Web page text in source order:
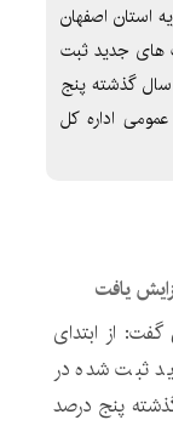
استان اصفهان
های جدید ثبت
گذشته پنج
اداره کل
یافت
گفت: از ابتدای
ثبت شده در
پنج درصد